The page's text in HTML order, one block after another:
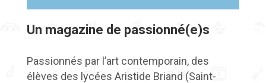
Un magazine de passionné(e)s
Passionnés par l’art contemporain, des
élèves des lycées Aristide Briand (Saint-